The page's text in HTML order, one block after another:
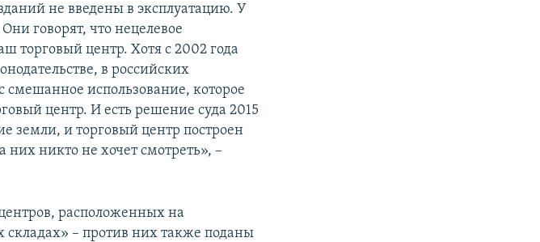
не введены в эксплуатацию. У
говорят, что нецелевое
торговый центр. Хотя с 2002 года
в российских
смешанное использование, которое
центр. И есть решение суда 2015
земли, и торговый центр построен
никто не хочет смотреть», –
расположенных на
складах» – против них также поданы